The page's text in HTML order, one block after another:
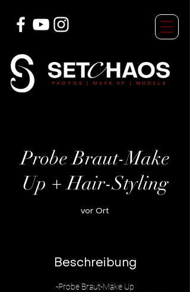
PHOTOS | MAKE UP | MODELS
Probe Braut-Make
Up + Hair-Styling
vor Ort
Beschreibung
-Probe Braut-Make Up